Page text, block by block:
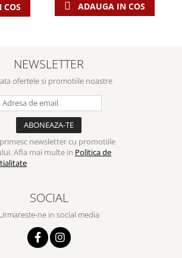
COS ADAUGA IN COS
NEWSLETTER
ofertele si promotiile noastre
newsletter cu promotiile
Afla mai multe in Politica de
SOCIAL
Urmareste-ne in social media